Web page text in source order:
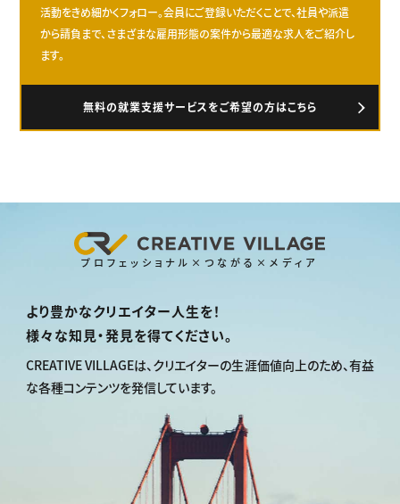
活動をきめ細かくフォロー。会員にご登録いただくことで、社員や派遣
から請負まで、さまざまな雇用形態の案件から最適な求人をご紹介し
ます。
無料の就業支援サービスをご希望の方はこちら
プロフェッショナル×つながる×メディア
より豊かなクリエイター人生を！
様々な知見・発見を得てください。
CREATIVE VILLAGEは、 クリエイターの生涯価値向上のため、有益
な各種コンテンツを発信しています。